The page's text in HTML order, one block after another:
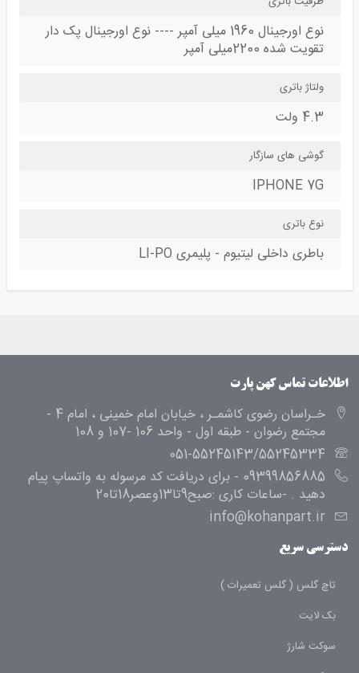
نوع اورجینال 1960 میلی آمپر ---- نوع اورجینال پک دار
تقویت شده 2200میلی آمپر
ولتاژ باتری
4.3 ولت
گوشی های سازگار
IPHONE 7G
نوع باتری
باطری داخلی لیتیوم - پلیمری LI-PO
اطلاعات تماس کهن پارت
خـراسان رضوی کاشمـر ، خیابان امام خمینی ، امام 4 -
مجتمع رضوان - طبقه اول - واحد 106 -107 و 108
051-55245143/55245334
09399856885 - برای دریافت کد مرسوله به واتساپ پیام
دهید . -ساعات کاری :صبح9تا13وعصر18تا20
info@kohanpart.ir
دسترسی سریع
تاچ گلس ( گلس تعمیرات )
بک لایت
سوکت شارژ